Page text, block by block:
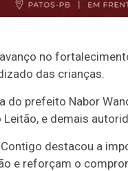
no
das crianças.
do prefeito Nabor
Leitão, e demais
destacou a
e reforçam o